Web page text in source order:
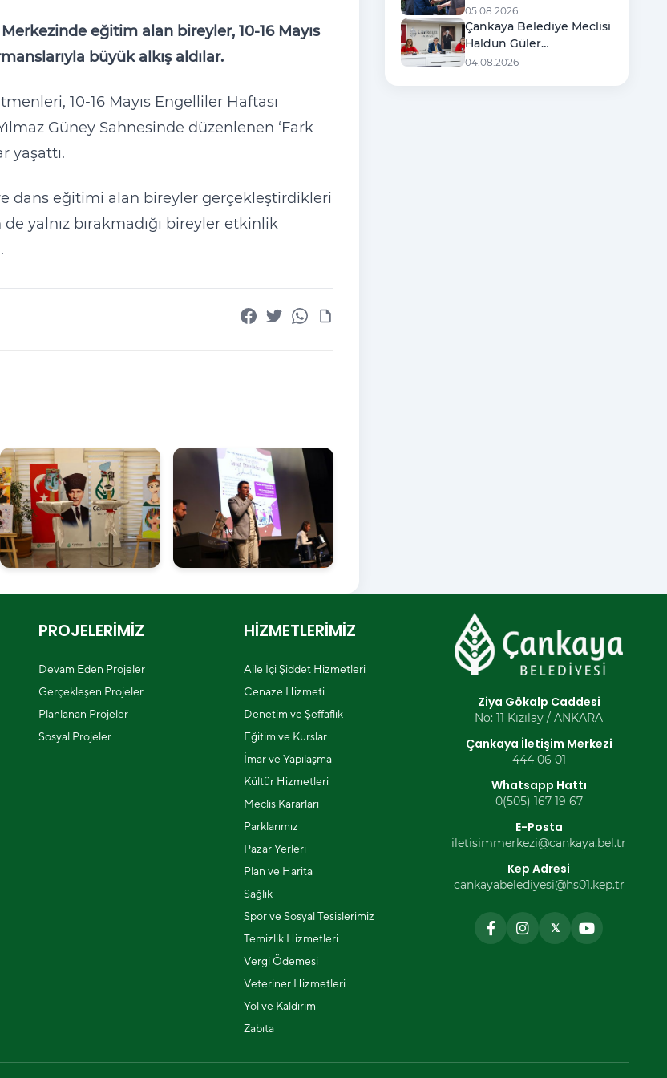
eğitim alan bireyler, 10-16 Mayıs
büyük alkış aldılar.
10-16 Mayıs Engelliler Haftası
Güney Sahnesinde düzenlenen ‘Fark
yaşattı.
dans eğitimi alan bireyler gerçekleştirdikleri
yalnız bırakmadığı bireyler etkinlik
Şehit Ailelerine Destek
Ziyareti
05.08.2026
Çankaya Belediye Meclisi
Haldun Güler
Başkanlığında Toplandı
04.08.2026
PROJELERİMİZ
Devam Eden Projeler
Gerçekleşen Projeler
Planlanan Projeler
Sosyal Projeler
HİZMETLERİMİZ
Aile İçi Şiddet Hizmetleri
Cenaze Hizmeti
Denetim ve Şeffaflık
Eğitim ve Kurslar
İmar ve Yapılaşma
Kültür Hizmetleri
Meclis Kararları
Parklarımız
Pazar Yerleri
Plan ve Harita
Sağlık
Spor ve Sosyal Tesislerimiz
Temizlik Hizmetleri
Vergi Ödemesi
Veteriner Hizmetleri
Yol ve Kaldırım
Zabıta
Ziya Gökalp Caddesi
No: 11 Kızılay / ANKARA
Çankaya İletişim Merkezi
444 06 01
Whatsapp Hattı
0(505) 167 19 67
E-Posta
iletisimmerkezi@cankaya.bel.tr
Kep Adresi
cankayabelediyesi@hs01.kep.tr
𝕏